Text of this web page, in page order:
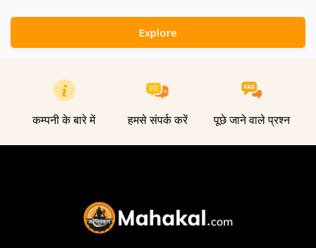
Explore
कम्पनी के बारे में हमसे संपर्क करें पूछे जाने वाले प्रश्न